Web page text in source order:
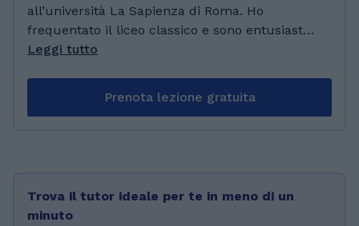
all’università La Sapienza di Roma. Ho
frequentato il liceo classico e sono entusiasta
di aiutare i ragazzi a superare le difficoltà che
ho un rapporto speciale con ognuno dei miei
Leggi tutto
Prenota lezione gratuita
Trova il tutor ideale per te in meno di un
minuto